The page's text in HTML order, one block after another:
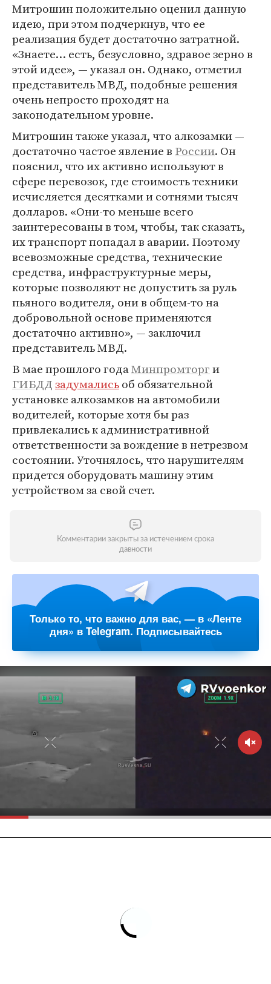
Митрошин положительно оценил данную
идею, при этом подчеркнув, что ее
реализация будет достаточно затратной.
«Знаете… есть, безусловно, здравое зерно в
этой идее», — указал он. Однако, отметил
представитель МВД, подобные решения
очень непросто проходят на
законодательном уровне.
Митрошин также указал, что алкозамки —
достаточно частое явление в России. Он
пояснил, что их активно используют в
сфере перевозок, где стоимость техники
исчисляется десятками и сотнями тысяч
долларов. «Они-то меньше всего
заинтересованы в том, чтобы, так сказать,
их транспорт попадал в аварии. Поэтому
всевозможные средства, технические
средства, инфраструктурные меры,
которые позволяют не допустить за руль
пьяного водителя, они в общем-то на
добровольной основе применяются
достаточно активно», — заключил
представитель МВД.
В мае прошлого годаМинпромторги
ГИБДДзадумалисьоб обязательной
установке алкозамков на автомобили
водителей, которые хотя бы раз
привлекались к административной
ответственности за вождение в нетрезвом
состоянии. Уточнялось, что нарушителям
придется оборудовать машину этим
устройством за свой счет.
Комментарии закрыты за истечением срока
давности
Только то, что важно для вас, — в «Ленте
дня» в Telegram. Подписывайтесь